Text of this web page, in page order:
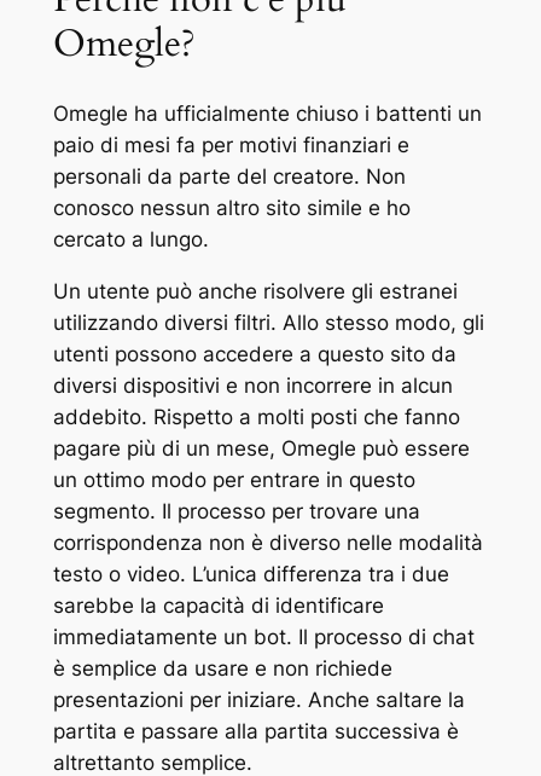
Omegle?
Omegle ha ufficialmente chiuso i battenti un
paio di mesi fa per motivi finanziari e
personali da parte del creatore. Non
conosco nessun altro sito simile e ho
cercato a lungo.
Un utente può anche risolvere gli estranei
utilizzando diversi filtri. Allo stesso modo, gli
utenti possono accedere a questo sito da
diversi dispositivi e non incorrere in alcun
addebito. Rispetto a molti posti che fanno
pagare più di un mese, Omegle può essere
un ottimo modo per entrare in questo
segmento. Il processo per trovare una
corrispondenza non è diverso nelle modalità
testo o video. L’unica differenza tra i due
sarebbe la capacità di identificare
immediatamente un bot. Il processo di chat
è semplice da usare e non richiede
presentazioni per iniziare. Anche saltare la
partita e passare alla partita successiva è
altrettanto semplice.